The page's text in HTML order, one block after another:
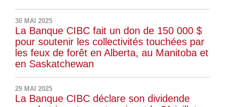
30 MAI 2025
La Banque CIBC fait un don de 150 000 $
pour soutenir les collectivités touchées par
les feux de forêt en Alberta, au Manitoba et
en Saskatchewan
29 MAI 2025
La Banque CIBC déclare son dividende